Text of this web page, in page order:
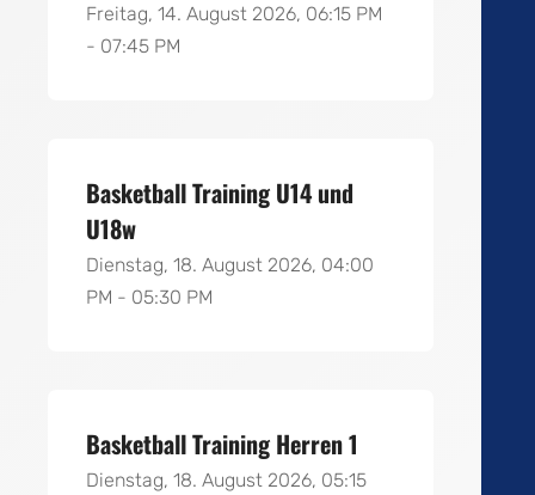
Freitag, 14. August 2026, 06:15 PM
- 07:45 PM
Basketball Training U14 und
U18w
Dienstag, 18. August 2026, 04:00
PM - 05:30 PM
Basketball Training Herren 1
Dienstag, 18. August 2026, 05:15